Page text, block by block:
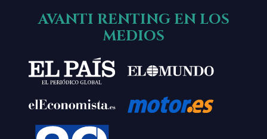
AVANTI RENTING EN LOS
MEDIOS